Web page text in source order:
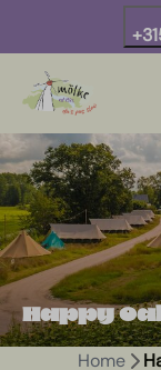
Happy
Home